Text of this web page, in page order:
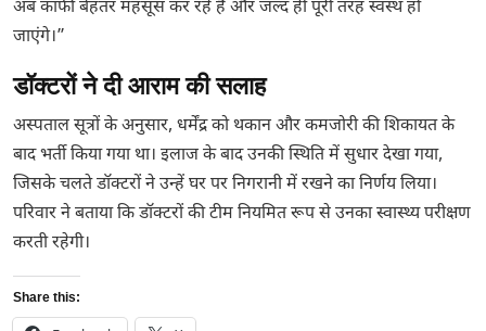
अब काफी बेहतर महसूस कर रहे हैं और जल्द ही पूरी तरह स्वस्थ हो
जाएंगे।”
डॉक्टरों ने दी आराम की सलाह
अस्पताल सूत्रों के अनुसार, धर्मेंद्र को थकान और कमजोरी की शिकायत के
बाद भर्ती किया गया था। इलाज के बाद उनकी स्थिति में सुधार देखा गया,
जिसके चलते डॉक्टरों ने उन्हें घर पर निगरानी में रखने का निर्णय लिया।
परिवार ने बताया कि डॉक्टरों की टीम नियमित रूप से उनका स्वास्थ्य परीक्षण
करती रहेगी।
Share this: